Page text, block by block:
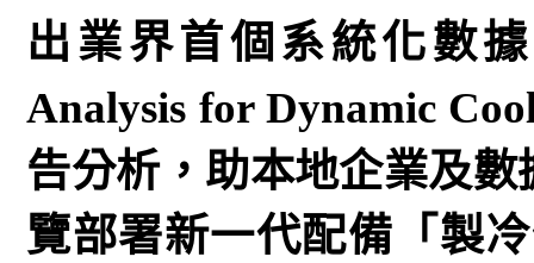
出業界首個系統化數
Analysis for Dynamic
告分析，助本地企業及
覽部署新一代配備「製